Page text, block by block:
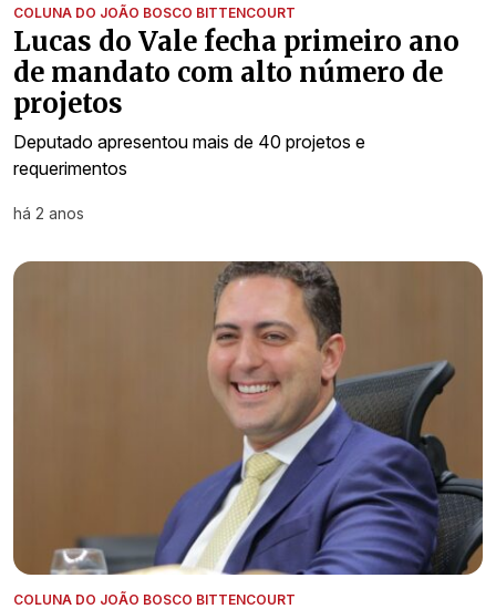
COLUNA DO JOÃO BOSCO BITTENCOURT
Lucas do Vale fecha primeiro ano
de mandato com alto número de
projetos
Deputado apresentou mais de 40 projetos e
requerimentos
há 2 anos
COLUNA DO JOÃO BOSCO BITTENCOURT